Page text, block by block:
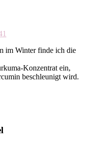
im Winter finde ich die
Konzentrat ein,
beschleunigt wird.